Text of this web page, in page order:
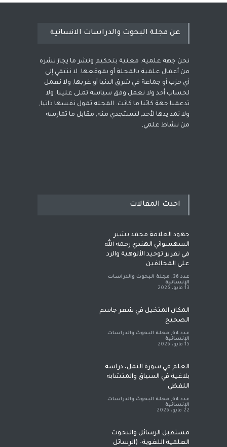
عن مجلة البحوث والدراسات الانسانية
نحن جهة علمية, معنية بتحكيم ونشر ما يجاز نشره
من أعمال علمية بالمجلة أو بموقعها. لا ننتمي إلى
أي حزب أو جماعة في شرق الدنيا أو غربها, ولا نعمل
لحساب أحد ولا نعمل وفق سياسة تملى علينا, ولا
تدعمنا جهة كائنا ما كانت. المجلة تمول نفسها ذاتيا,
ولا تمد يدها لأحد, لتستجدي منه, مقابل ما تمارسه
من نشاط علمي,
احدث المقالات
جهود العلامة محمد بشير
السهسواني الهندي رحمه الله
في تقرير توحيد الألوهية والرد
على المخالفين
عدد 36 , مجلة البحوث والدراسات
الإنسانية
13 مايو، 2026
المكان المتخيل في شعر جاسم
الصحيح
عدد 64 , مجلة البحوث والدراسات
الإنسانية
15 مايو، 2026
العلم في سورة النمل، دراسة
بلاغية في السياق والمتشابه
اللفظي
عدد 64 , مجلة البحوث والدراسات
الإنسانية
22 مايو، 2026
مستقبل الرسائل والبحوث
العلمية اللغوية- (الرسائل